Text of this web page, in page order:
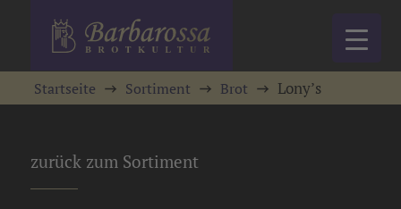
Startseite Sortiment Brot Lony’s
zurück zum Sortiment